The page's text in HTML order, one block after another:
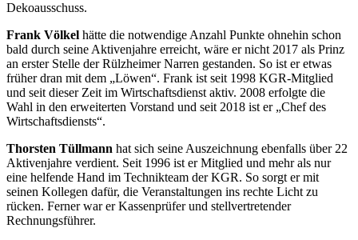
Dekoausschuss.
Frank Völkel hätte die notwendige Anzahl Punkte ohnehin schon
bald durch seine Aktivenjahre erreicht, wäre er nicht 2017 als Prinz
an erster Stelle der Rülzheimer Narren gestanden. So ist er etwas
früher dran mit dem „Löwen“. Frank ist seit 1998 KGR-Mitglied
und seit dieser Zeit im Wirtschaftsdienst aktiv. 2008 erfolgte die
Wahl in den erweiterten Vorstand und seit 2018 ist er „Chef des
Wirtschaftsdiensts“.
Thorsten Tüllmann hat sich seine Auszeichnung ebenfalls über 22
Aktivenjahre verdient. Seit 1996 ist er Mitglied und mehr als nur
eine helfende Hand im Technikteam der KGR. So sorgt er mit
seinen Kollegen dafür, die Veranstaltungen ins rechte Licht zu
rücken. Ferner war er Kassenprüfer und stellvertretender
Rechnungsführer.